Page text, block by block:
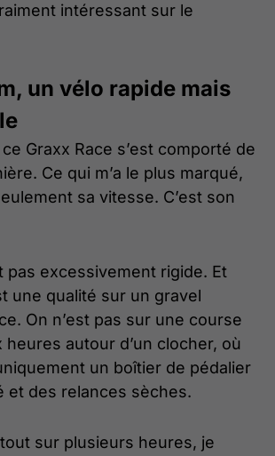
intéressant sur le
un vélo rapide mais
Graxx Race s’est comporté de
Ce qui m’a le plus marqué,
sa vitesse. C’est son
pas excessivement rigide. Et
une qualité sur un gravel
On n’est pas sur une course
autour d’un clocher, où
un boîtier de pédalier
et des relances sèches.
sur plusieurs heures, je